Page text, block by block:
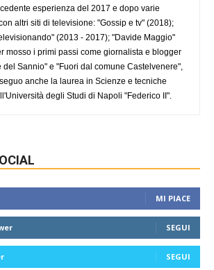
esperienza del 2017 e dopo varie
altri siti di televisione: "Gossip e tv" (2018);
(2013 - 2017); "Davide Maggio"
mosso i primi passi come giornalista e blogger
del Sannio" e "Fuori dal comune Castelvenere",
anche la laurea in Scienze e tecniche
degli Studi di Napoli "Federico II".
MI PIACE
SEGUI
SEGUI